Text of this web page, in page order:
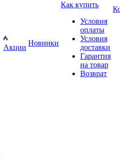
Акции
Новинки
Как купить
Условия
оплаты
Условия
доставки
Гарантия
на товар
Возврат